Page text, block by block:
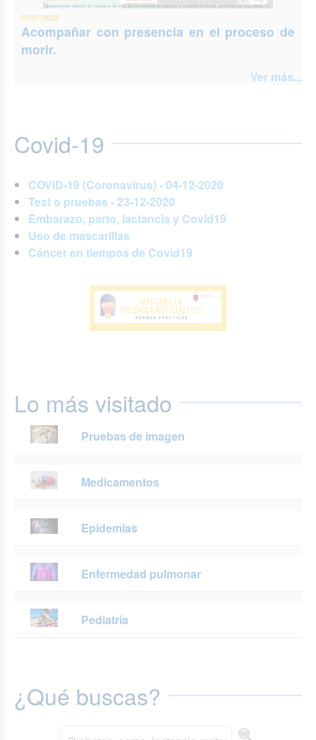
07/01/2026
Acompañar con presencia en el proceso de
morir.
Ver más...
Covid-19
COVID-19 (Coronavirus) - 04-12-2020
Test o pruebas - 23-12-2020
Embarazo, parto, lactancia y Covid19
Uso de mascarillas
Cáncer en tiempos de Covid19
Lo más visitado
Pruebas de imagen
Medicamentos
Epidemias
Enfermedad pulmonar
Pediatría
¿Qué buscas?